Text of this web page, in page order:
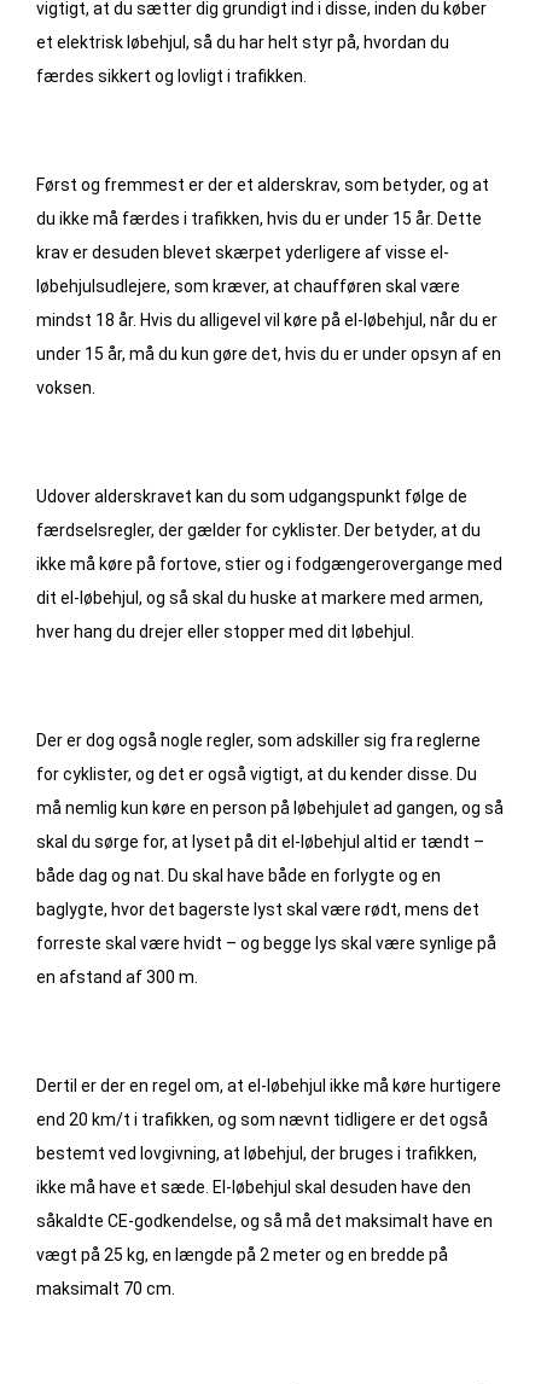
vigtigt, at du sætter dig grundigt ind i disse, inden du køber
et elektrisk løbehjul, så du har helt styr på, hvordan du
færdes sikkert og lovligt i trafikken.
Først og fremmest er der et alderskrav, som betyder, og at
du ikke må færdes i trafikken, hvis du er under 15 år. Dette
krav er desuden blevet skærpet yderligere af visse el-
løbehjulsudlejere, som kræver, at chaufføren skal være
mindst 18 år. Hvis du alligevel vil køre på el-løbehjul, når du er
under 15 år, må du kun gøre det, hvis du er under opsyn af en
voksen.
Udover alderskravet kan du som udgangspunkt følge de
færdselsregler, der gælder for cyklister. Der betyder, at du
ikke må køre på fortove, stier og i fodgængerovergange med
dit el-løbehjul, og så skal du huske at markere med armen,
hver hang du drejer eller stopper med dit løbehjul.
Der er dog også nogle regler, som adskiller sig fra reglerne
for cyklister, og det er også vigtigt, at du kender disse. Du
må nemlig kun køre en person på løbehjulet ad gangen, og så
skal du sørge for, at lyset på dit el-løbehjul altid er tændt –
både dag og nat. Du skal have både en forlygte og en
baglygte, hvor det bagerste lyst skal være rødt, mens det
forreste skal være hvidt – og begge lys skal være synlige på
en afstand af 300 m.
Dertil er der en regel om, at el-løbehjul ikke må køre hurtigere
end 20 km/t i trafikken, og som nævnt tidligere er det også
bestemt ved lovgivning, at løbehjul, der bruges i trafikken,
ikke må have et sæde. El-løbehjul skal desuden have den
såkaldte CE-godkendelse, og så må det maksimalt have en
vægt på 25 kg, en længde på 2 meter og en bredde på
maksimalt 70 cm.